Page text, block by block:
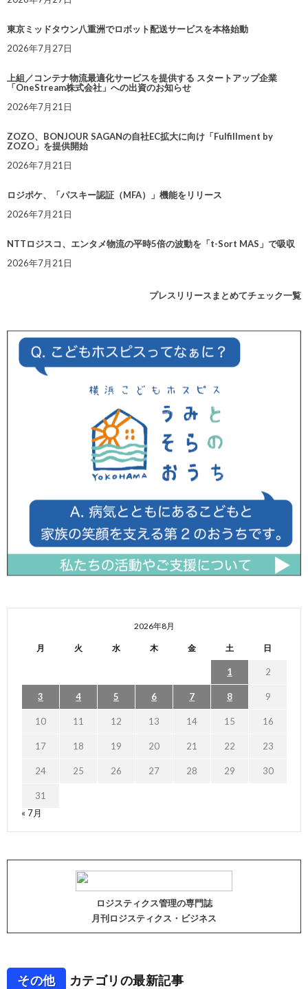
東京ミッドタウン八重洲でロボット配送サービスを本格始動
2026年7月27日
上組／コンテナ物流最適化サービスを提供する スタートアップ企業
「OneStream株式会社」への出資のお知らせ
2026年7月21日
ZOZO、BONJOUR SAGANの自社EC拡大に向け「Fulfillment by
ZOZO」を提供開始
2026年7月21日
ロジポケ、「パスキー認証（MFA）」機能をリリース
2026年7月21日
NTTロジスコ、エンタメ物流の平時5倍の波動を「t-Sort MAS」で吸収
2026年7月21日
プレスリリースまとめてチェック一覧
2026年8月
月 火 水 木 金 土 日
1 2
3 4 5 6 7 8 9
10 11 12 13 14 15 16
17 18 19 20 21 22 23
24 25 26 27 28 29 30
31
« 7月
ロジスティクス管理の専門誌
月刊ロジスティクス・ビジネス
その他 カテゴリの最新記事